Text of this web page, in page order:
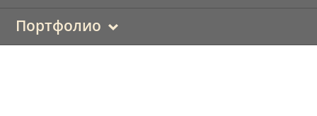
Портфолио